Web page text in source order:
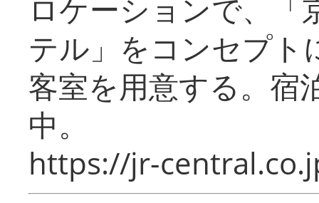
ロケーションで、「
テル」をコンセプト
客室を用意する。宿
中。
https://jr-